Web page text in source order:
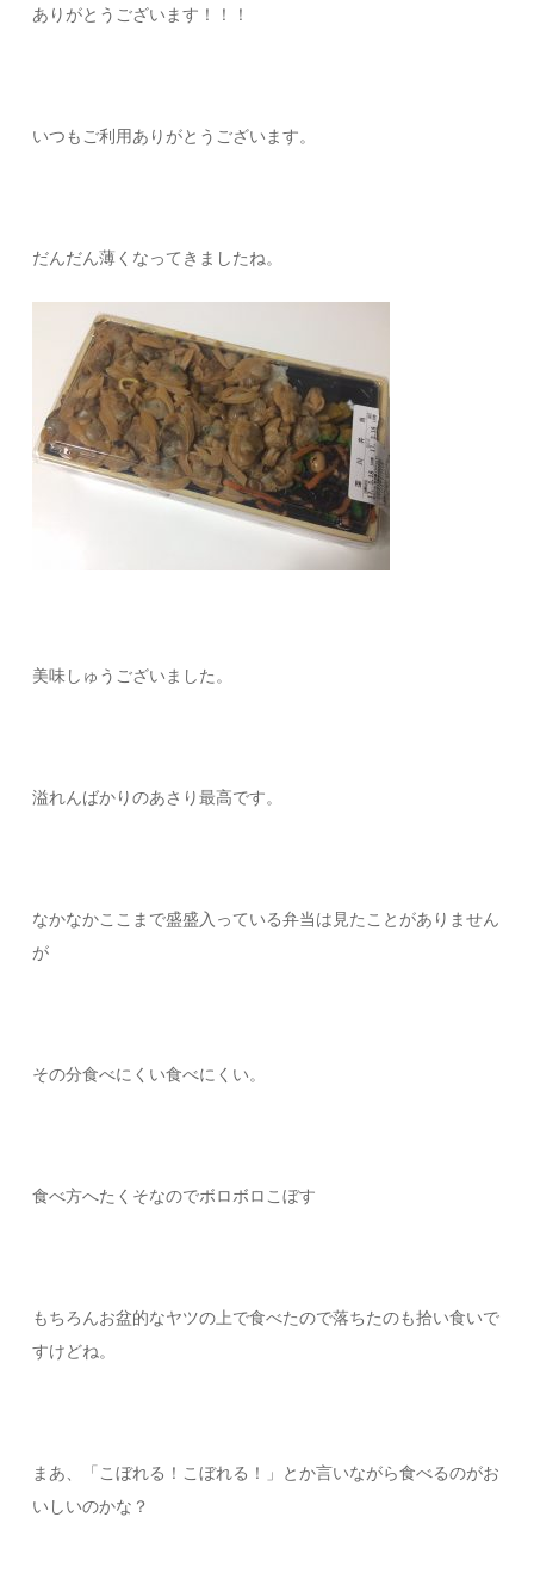
ありがとうございます！！！
いつもご利用ありがとうございます。
だんだん薄くなってきましたね。
美味しゅうございました。
溢れんばかりのあさり最高です。
なかなかここまで盛盛入っている弁当は見たことがありません
が
その分食べにくい食べにくい。
食べ方へたくそなのでボロボロこぼす
もちろんお盆的なヤツの上で食べたので落ちたのも拾い食いで
すけどね。
まあ、「こぼれる！こぼれる！」とか言いながら食べるのがお
いしいのかな？